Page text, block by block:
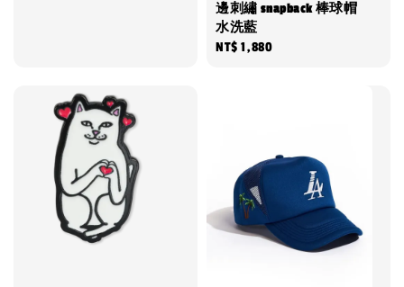
邊刺繡 snapback 棒球帽
水洗藍
Regular
NT$ 1,880